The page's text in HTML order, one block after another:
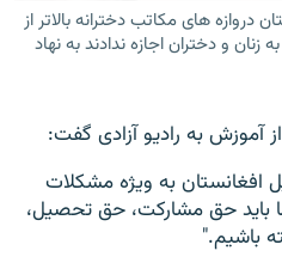
دروازه های مکاتب دخترانه بالاتر از
و دختران اجازه ندادند به نهاد
آموزش به رادیو آزادی گفت:
افغانستان به ویژه مشکلات
باید حق مشارکت، حق تحصیل،
باشیم."